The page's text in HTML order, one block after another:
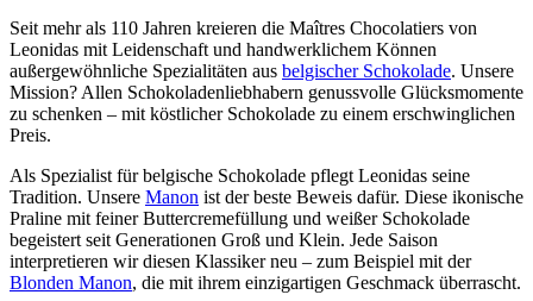
Seit mehr als 110 Jahren kreieren die Maîtres Chocolatiers von
Leonidas mit Leidenschaft und handwerklichem Können
außergewöhnliche Spezialitäten aus belgischer Schokolade. Unsere
Mission? Allen Schokoladenliebhabern genussvolle Glücksmomente
zu schenken – mit köstlicher Schokolade zu einem erschwinglichen
Preis.
Als Spezialist für belgische Schokolade pflegt Leonidas seine
Tradition. Unsere Manon ist der beste Beweis dafür. Diese ikonische
Praline mit feiner Buttercremefüllung und weißer Schokolade
begeistert seit Generationen Groß und Klein. Jede Saison
interpretieren wir diesen Klassiker neu – zum Beispiel mit der
Blonden Manon, die mit ihrem einzigartigen Geschmack überrascht.